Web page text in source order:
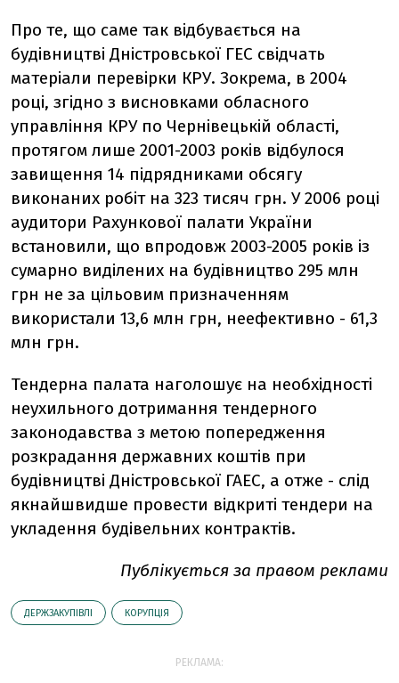
Про те, що саме так відбувається на
будівництві Дністровської ГЕС свідчать
матеріали перевірки КРУ. Зокрема, в 2004
році, згідно з висновками обласного
управління КРУ по Чернівецькій області,
протягом лише 2001-2003 років відбулося
завищення 14 підрядниками обсягу
виконаних робіт на 323 тисяч грн. У 2006 році
аудитори Рахункової палати України
встановили, що впродовж 2003-2005 років із
сумарно виділених на будівництво 295 млн
грн не за цільовим призначенням
використали 13,6 млн грн, неефективно - 61,3
млн грн.
Тендерна палата наголошує на необхідності
неухильного дотримання тендерного
законодавства з метою попередження
розкрадання державних коштів при
будівництві Дністровської ГАЕС, а отже - слід
якнайшвидше провести відкриті тендери на
укладення будівельних контрактів.
Публікується за правом реклами
ДЕРЖЗАКУПІВЛІ КОРУПЦІЯ
РЕКЛАМА: